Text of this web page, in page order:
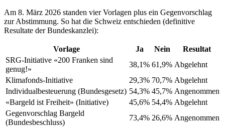
Am 8. März 2026 standen vier Vorlagen plus ein Gegenvorschlag
zur Abstimmung. So hat die Schweiz entschieden (definitive
Resultate der Bundeskanzlei):
Vorlage Ja Nein
Resultat
SRG-Initiative «200 Franken sind
genug!»
38,1% 61,9% Abgelehnt
Klimafonds-Initiative
29,3% 70,7% Abgelehnt
Individualbesteuerung (Bundesgesetz) 54,3% 45,7% Angenommen
«Bargeld ist Freiheit» (Initiative)
45,6% 54,4% Abgelehnt
Gegenvorschlag Bargeld
(Bundesbeschluss)
73,4% 26,6% Angenommen